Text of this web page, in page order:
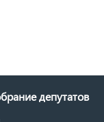
депутатов